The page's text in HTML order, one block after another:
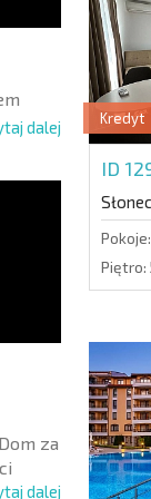
dalej
za
dalej
Kredyt
ID
Pokoje:
Piętro: